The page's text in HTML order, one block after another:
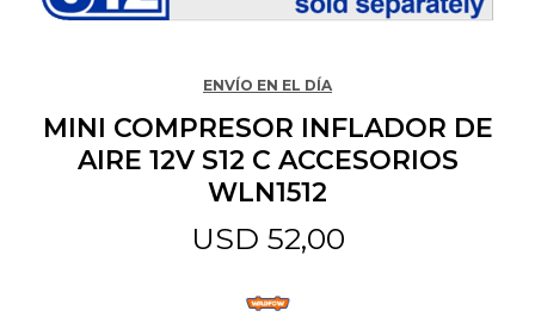
ENVÍO EN EL DÍA
MINI COMPRESOR INFLADOR DE
AIRE 12V S12 C ACCESORIOS
WLN1512
USD 52,00
Mascotas
Juguetes y artículos para bebé